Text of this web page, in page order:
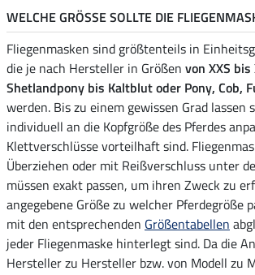
WELCHE GRÖSSE SOLLTE DIE
Fliegenmasken sind größtenteils in
die je nach Hersteller in Größen von XXS bis
Shetlandpony bis Kaltblut oder Pony, Cob,
werden. Bis zu einem gewissen Grad lassen
individuell an die Kopfgröße des Pferdes
Klettverschlüsse vorteilhaft sind.
Überziehen oder mit Reißverschluss unter
müssen exakt passen, um ihren Zweck zu
angegebene Größe zu welcher Pferdegröße
mit den entsprechenden Größentabellen
jeder Fliegenmaske hinterlegt sind. Da die
Hersteller zu Hersteller bzw. von Modell zu